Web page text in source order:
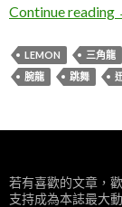
Continue reading
LEMON 三角龍
腕龍
跳舞
若有喜歡的文章，
支持成為本誌最大